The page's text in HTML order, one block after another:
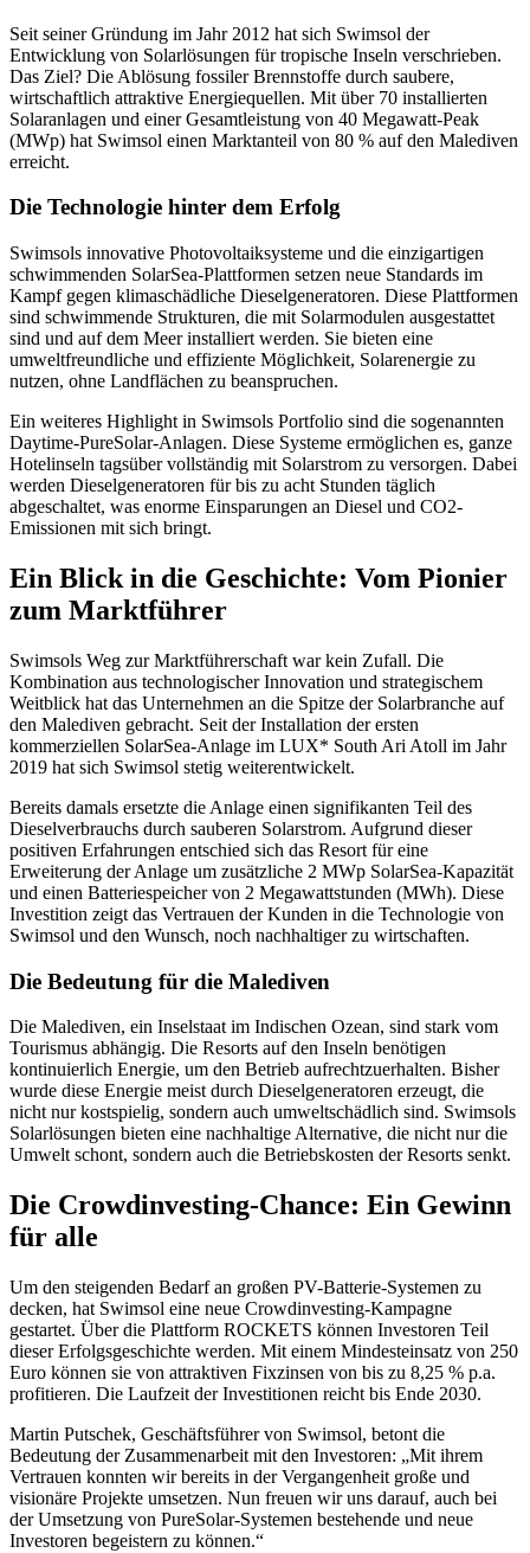
Seit seiner Gründung im Jahr 2012 hat sich Swimsol der
Entwicklung von Solarlösungen für tropische Inseln verschrieben.
Das Ziel? Die Ablösung fossiler Brennstoffe durch saubere,
wirtschaftlich attraktive Energiequellen. Mit über 70 installierten
Solaranlagen und einer Gesamtleistung von 40 Megawatt-Peak
(MWp) hat Swimsol einen Marktanteil von 80 % auf den Malediven
erreicht.
Die Technologie hinter dem Erfolg
Swimsols innovative Photovoltaiksysteme und die einzigartigen
schwimmenden SolarSea-Plattformen setzen neue Standards im
Kampf gegen klimaschädliche Dieselgeneratoren. Diese Plattformen
sind schwimmende Strukturen, die mit Solarmodulen ausgestattet
sind und auf dem Meer installiert werden. Sie bieten eine
umweltfreundliche und effiziente Möglichkeit, Solarenergie zu
nutzen, ohne Landflächen zu beanspruchen.
Ein weiteres Highlight in Swimsols Portfolio sind die sogenannten
Daytime-PureSolar-Anlagen. Diese Systeme ermöglichen es, ganze
Hotelinseln tagsüber vollständig mit Solarstrom zu versorgen. Dabei
werden Dieselgeneratoren für bis zu acht Stunden täglich
abgeschaltet, was enorme Einsparungen an Diesel und CO2-
Emissionen mit sich bringt.
Ein Blick in die Geschichte: Vom Pionier
zum Marktführer
Swimsols Weg zur Marktführerschaft war kein Zufall. Die
Kombination aus technologischer Innovation und strategischem
Weitblick hat das Unternehmen an die Spitze der Solarbranche auf
den Malediven gebracht. Seit der Installation der ersten
kommerziellen SolarSea-Anlage im LUX* South Ari Atoll im Jahr
2019 hat sich Swimsol stetig weiterentwickelt.
Bereits damals ersetzte die Anlage einen signifikanten Teil des
Dieselverbrauchs durch sauberen Solarstrom. Aufgrund dieser
positiven Erfahrungen entschied sich das Resort für eine
Erweiterung der Anlage um zusätzliche 2 MWp SolarSea-Kapazität
und einen Batteriespeicher von 2 Megawattstunden (MWh). Diese
Investition zeigt das Vertrauen der Kunden in die Technologie von
Swimsol und den Wunsch, noch nachhaltiger zu wirtschaften.
Die Bedeutung für die Malediven
Die Malediven, ein Inselstaat im Indischen Ozean, sind stark vom
Tourismus abhängig. Die Resorts auf den Inseln benötigen
kontinuierlich Energie, um den Betrieb aufrechtzuerhalten. Bisher
wurde diese Energie meist durch Dieselgeneratoren erzeugt, die
nicht nur kostspielig, sondern auch umweltschädlich sind. Swimsols
Solarlösungen bieten eine nachhaltige Alternative, die nicht nur die
Umwelt schont, sondern auch die Betriebskosten der Resorts senkt.
Die Crowdinvesting-Chance: Ein Gewinn
für alle
Um den steigenden Bedarf an großen PV-Batterie-Systemen zu
decken, hat Swimsol eine neue Crowdinvesting-Kampagne
gestartet. Über die Plattform ROCKETS können Investoren Teil
dieser Erfolgsgeschichte werden. Mit einem Mindesteinsatz von 250
Euro können sie von attraktiven Fixzinsen von bis zu 8,25 % p.a.
profitieren. Die Laufzeit der Investitionen reicht bis Ende 2030.
Martin Putschek, Geschäftsführer von Swimsol, betont die
Bedeutung der Zusammenarbeit mit den Investoren: „Mit ihrem
Vertrauen konnten wir bereits in der Vergangenheit große und
visionäre Projekte umsetzen. Nun freuen wir uns darauf, auch bei
der Umsetzung von PureSolar-Systemen bestehende und neue
Investoren begeistern zu können.“